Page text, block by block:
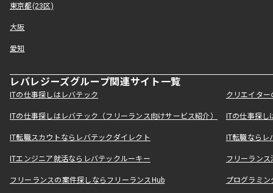
東京都(23区)
大阪
愛知
レバレジーズグループ関連サイト一覧
ITの仕事探しはレバテック クリエイタ
ITの仕事探しはレバテック（フリーランス向けサービス紹介） ITの仕事探
IT転職スカウトならレバテックダイレクト IT転職なら
ITエンジニア就活ならレバテックルーキー フリーラン
フリーランスの案件探しならフリーランスHub プログラミ